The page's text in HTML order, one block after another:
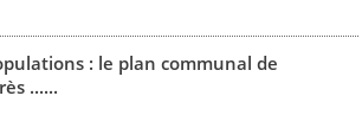
: le plan communal de
......